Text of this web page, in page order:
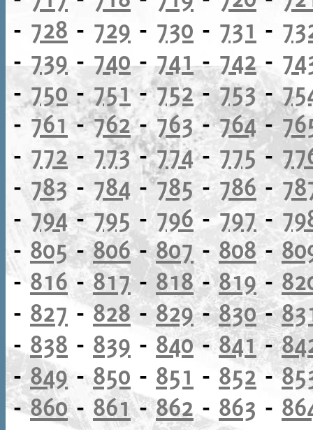
- 728 - 729 - 730 - 731 -
-739 -740-741-742-
- 750 -751-752-753-
- 761 -762-763-764-
- 772 - 773-774- 775-
-783 -784 -785- 786 -
- 794-795 - 796-797 -
- 805-806-807 - 808 -
- 816 -817- 818-819-
- 827 -828 -829-830-
- 838 - 839 - 840-841-
-849-850 - 851 - 852-
-860- 861-862 - 863 -